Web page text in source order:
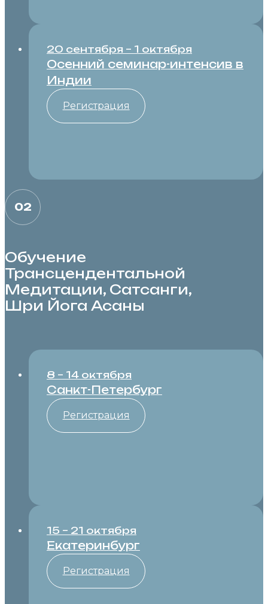
20 сентября – 1 октября
Осенний семинар-интенсив в
Индии
Регистрация
Обучение
Трансцендентальной
Медитации, Cатсанги,
Шри Йога Асаны
8 – 14 октября
Санкт-Петербург
Регистрация
15 – 21 октября
Екатеринбург
Регистрация
02